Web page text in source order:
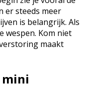
er steeds meer
is belangrijk. Als
wespen. Kom niet
maakt
mini